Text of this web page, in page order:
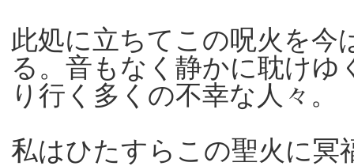
此処に立ちてこの呪火を今
る。音もなく静かに耽けゆ
り行く多くの不幸な人々。
私はひたすらこの聖火に冥